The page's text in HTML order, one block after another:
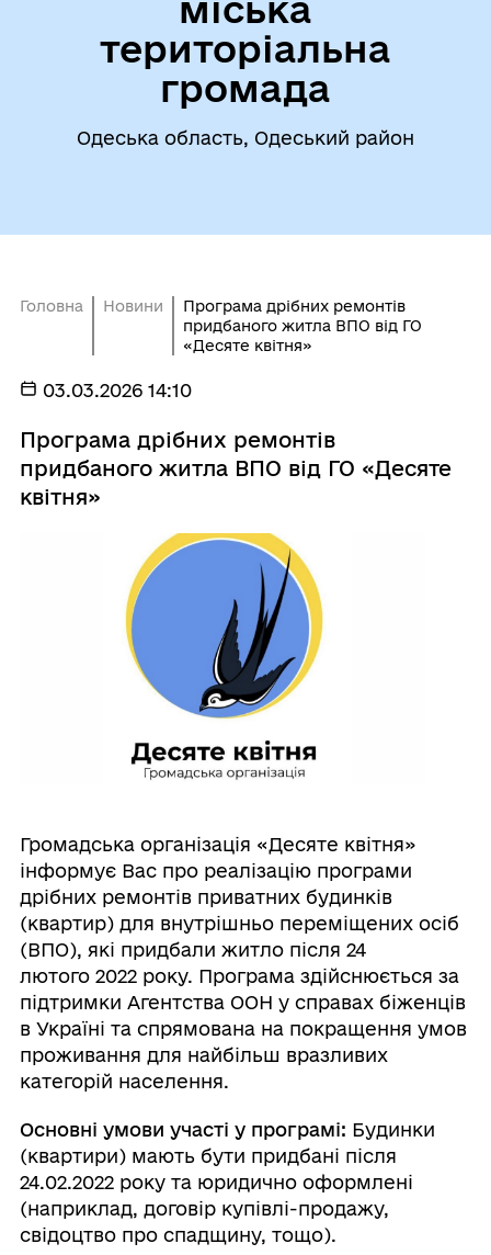
міська
територіальна
громада
Одеська область, Одеський район
Головна Новини
Програма дрібних ремонтів
придбаного житла ВПО від ГО
«Десяте квітня»
03.03.2026 14:10
Програма дрібних ремонтів
придбаного житла ВПО від ГО «Десяте
квітня»
Громадська організація «Десяте квітня»
інформує Вас про реалізацію програми
дрібних ремонтів приватних будинків
(квартир) для внутрішньо переміщених осіб
(ВПО), які придбали житло після 24
лютого 2022 року. Програма здійснюється за
підтримки Агентства ООН у справах біженців
в Україні та спрямована на покращення умов
проживання для найбільш вразливих
категорій населення.
Основні умови участі у програмі: Будинки
(квартири) мають бути придбані після
24.02.2022 року та юридично оформлені
(наприклад, договір купівлі-продажу,
свідоцтво про спадщину, тощо).